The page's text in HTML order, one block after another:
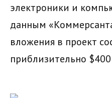
электроники и
данным
вложения в проект
приблизительно